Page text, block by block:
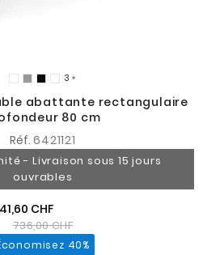
3 
abattante rectangulaire
80 cm
Réf.6421121
- Livraison sous 15 jours
ouvrables
CHF
736,00 CHF
40%